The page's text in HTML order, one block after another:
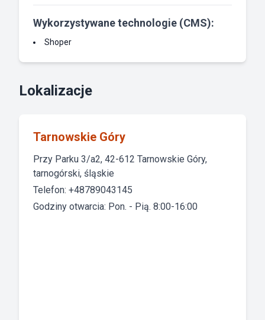
Wykorzystywane technologie (CMS):
Shoper
Lokalizacje
Tarnowskie Góry
Przy Parku 3/a2, 42-612 Tarnowskie Góry,
tarnogórski, śląskie
Telefon: +48789043145
Godziny otwarcia: Pon. - Pią. 8:00-16:00